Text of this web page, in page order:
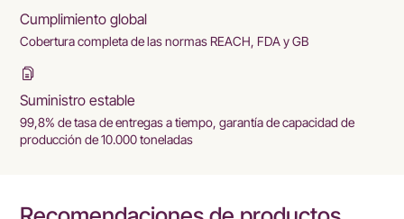
Cumplimiento global
Cobertura completa de las normas REACH, FDA y GB
Suministro estable
99,8% de tasa de entregas a tiempo, garantía de capacidad de
producción de 10.000 toneladas